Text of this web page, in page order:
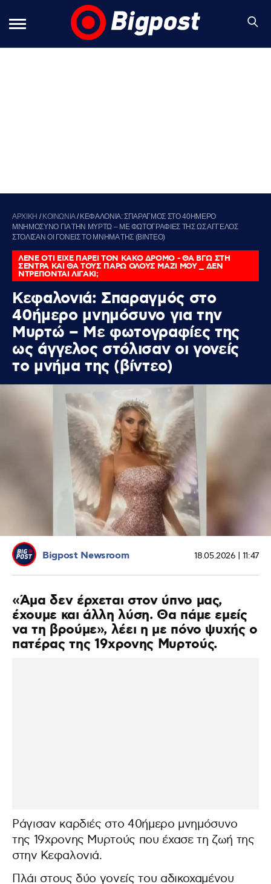
ΑΡΧΙΚΗ / ΚΟΙΝΩΝΙΑ/ ΚΕΦΑΛΟΝΙΑ: ΣΠΑΡΑΓΜΟΣ ΣΤΟ 40ΗΜΕΡΟ
ΜΝΗΜΟΣΥΝΟ ΓΙΑ ΤΗΝ ΜΥΡΤΩ – ΜΕ ΦΩΤΟΓΡΑΦΙΕΣ ΤΗΣ ΩΣ ΑΓΓΕΛΟΣ
ΣΤΟΛΙΣΑΝ ΟΙ ΓΟΝΕΙΣ ΤΟ ΜΝΗΜΑ ΤΗΣ (ΒΙΝΤΕΟ)
ΛΕΝΕ ΟΤΙ ΕΙΧΕ ΠΑΡΕΙ ΤΟΝ ΚΑΚΟ ΔΡΟΜΟ - ΘΑ ΒΓΩ ΣΤΗ
ΣΕΝΤΡΑ ΚΑΙ ΘΑ ΤΟΥΣ ΠΑΡΩ ΟΛΟΥΣ ΜΑΖΙ ΜΟΥ _ ΔΕΝ
ΝΤΡΕΠΟΝΤΑΙ ΛΙΓΑΚΙ;
Κεφαλονιά: Σπαραγμός στο
40ήμερο μνημόσυνο για την
Μυρτώ – Με φωτογραφίες της
ως άγγελος στόλισαν οι γονείς
το μνήμα της (βίντεο)
Bigpost Newsroom 18.05.2026 | 11:47
«Άμα δεν έρχεται στον ύπνο μας,
έχουμε και άλλη λύση. Θα πάμε εμείς
να τη βρούμε», λέει η με πόνο ψυχής ο
πατέρας της 19χρονης Μυρτούς.
Ράγισαν καρδιές στο 40ήμερο μνημόσυνο
της 19χρονης Μυρτούς που έχασε τη ζωή της
στην Κεφαλονιά.
Πλάι στους δύο γονείς του αδικοχαμένου